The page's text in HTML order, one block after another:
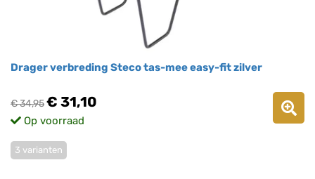
Drager verbreding Steco tas-mee easy-fit zilver
€ 34,95€ 31,10
Op voorraad
3 varianten